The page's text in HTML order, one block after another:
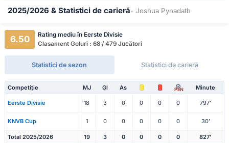
2025/2026 & Statistici de carieră- Joshua Pynadath
6.50
Rating mediu în Eerste Divisie
Clasament Goluri : 68 / 479 Jucători
Statistici de sezon Statistici de carieră
Competiție MJ Gl As PEN Minute
Eerste Divisie 18 3 0 0 0 0 797'
KNVB Cup 1 0 0 0 0 0 30'
Total 2025/2026 19 3 0 0 0 0 827'